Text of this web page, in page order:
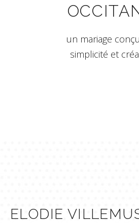
un mariage
simplicité et
ELODIE